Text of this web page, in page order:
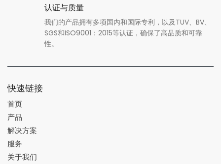
认证与质量
我们的产品拥有多项国内和国际专利，以及TUV、BV、
SGS和ISO9001：2015等认证，确保了高品质和可靠
性。
快速链接
首页
产品
解决方案
服务
关于我们